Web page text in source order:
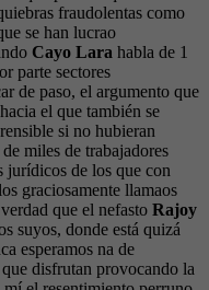
fraudolentas como
se han lucrao
Cayo Lara habla de 1
parte sectores
de paso, el argumento que
el que también se
si no hubieran
miles de trabajadores
jurídicos de los que con
graciosamente llamaos
que el nefasto Rajoy
suyos, donde está quizá
esperamos na de
disfrutan provocando la